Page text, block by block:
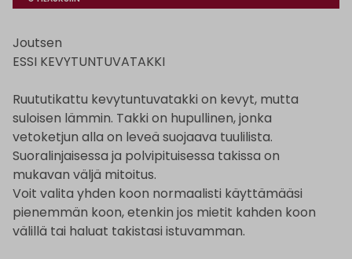
Joutsen
ESSI KEVYTUNTUVATAKKI
Ruututikattu kevytuntuvatakki on kevyt, mutta
suloisen lämmin. Takki on hupullinen, jonka
vetoketjun alla on leveä suojaava tuulilista.
Suoralinjaisessa ja polvipituisessa takissa on
mukavan väljä mitoitus.
Voit valita yhden koon normaalisti käyttämääsi
pienemmän koon, etenkin jos mietit kahden koon
välillä tai haluat takistasi istuvamman.